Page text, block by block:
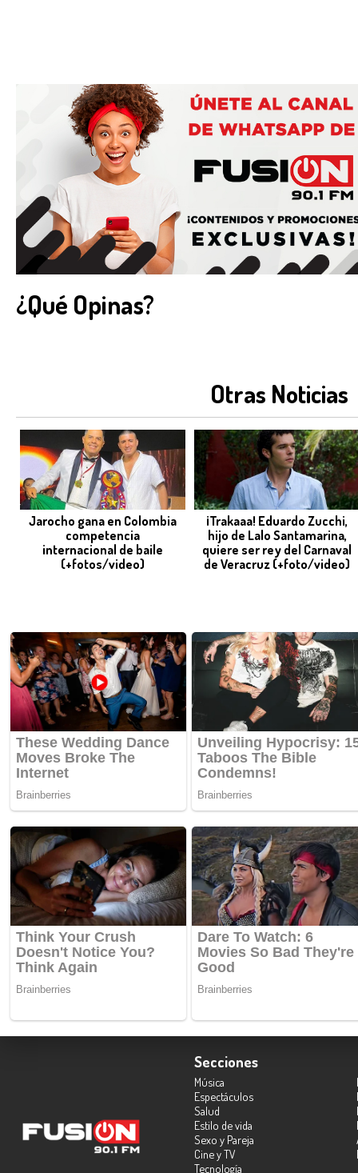
¿Qué Opinas?
Otras Noticias
Jarocho gana en Colombia
competencia
internacional de baile
(+fotos/video)
¡Trakaaa! Eduardo Zucchi,
hijo de Lalo Santamarina,
quiere ser rey del Carnaval
de Veracruz (+foto/video)
Secciones
Música
Espectáculos
Salud
Estilo de vida
Sexo y Pareja
Cine y TV
Tecnología